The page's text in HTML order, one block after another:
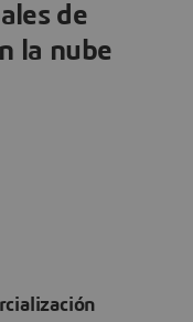
de
la nube